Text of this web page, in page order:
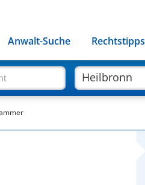
Anwalt-Suche Rechtstipps